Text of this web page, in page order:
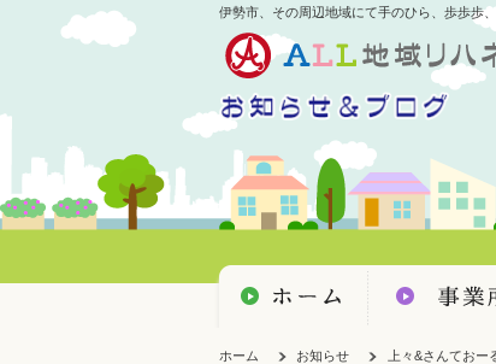
伊勢市、その周辺地域にて手のひら、歩歩歩
ホーム お知らせ 上々&さんておー